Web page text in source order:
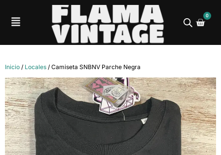
0
Inicio / Locales / Camiseta SNBNV Parche Negra